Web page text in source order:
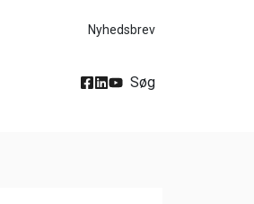
Nyhedsbrev
Søg